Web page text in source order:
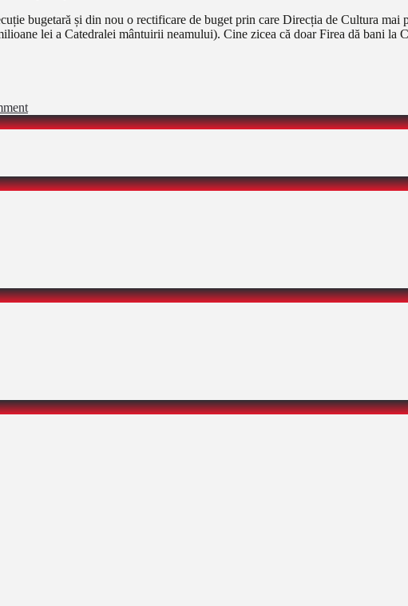
bugetară și din nou o rectificare de buget prin care Direcția de Cultura
lei a Catedralei mântuirii neamului). Cine zicea că doar Firea dă bani la